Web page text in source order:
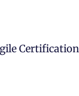
Certification